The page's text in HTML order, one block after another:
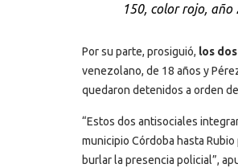
150, color rojo, año
Por su parte, prosiguió, los
venezolano, de 18 años y
quedaron detenidos a orden
“Estos dos antisociales
municipio Córdoba hasta
burlar la presencia policial”,